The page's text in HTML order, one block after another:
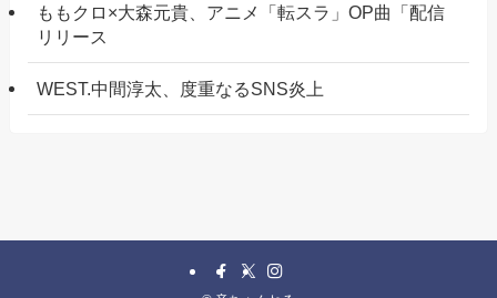
ももクロ×大森元貴、アニメ「転スラ」OP曲「配信
リリース
WEST.中間淳太、度重なるSNS炎上